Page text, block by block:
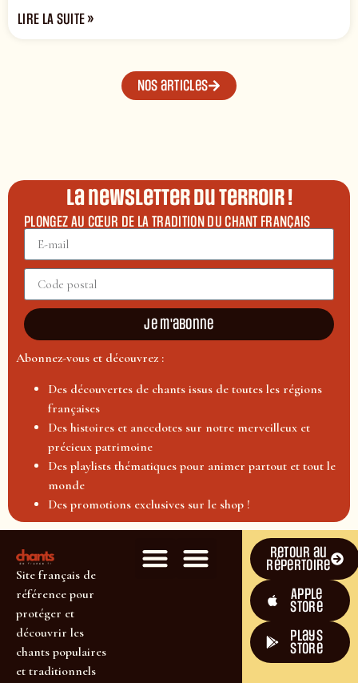
LIRE LA SUITE »
Nos articles
La newsletter du terroir !
PLONGEZ AU CŒUR DE LA TRADITION DU CHANT FRANÇAIS
Je m'abonne
Abonnez-vous et découvrez :
Des découvertes de chants issus de toutes les régions
françaises
Des histoires et anecdotes sur notre merveilleux et
précieux patrimoine
Des playlists thématiques pour animer partout et tout le
monde
Des promotions exclusives sur le shop !
Site français de
référence pour
protéger et
découvrir les
chants populaires
et traditionnels
Retour au
répertoire
Apple
Store
plays
store